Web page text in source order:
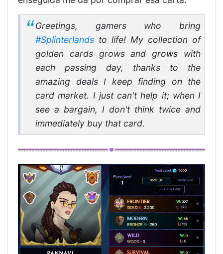
Greetings, gamers who bring
#Splinterlands to life! My collection of
golden cards grows and grows with
each passing day, thanks to the
amazing deals I keep finding on the
card market. I just can't help it; when I
see a bargain, I don't think twice and
immediately buy that card.